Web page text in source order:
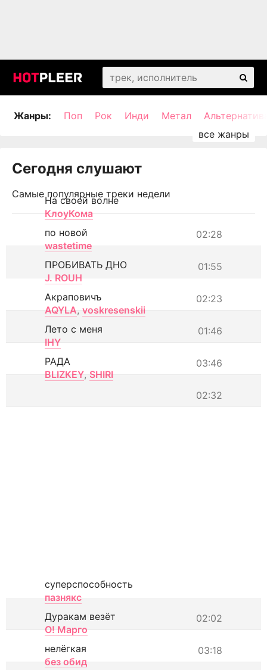
Жанры: Поп Рок Инди Метал
Сегодня слушают
Самые популярные треки недели
На своей волне
КлоуКома
02:28
по новой
wastetime
01:55
ПРОБИВАТЬ ДНО
J. ROUH
02:23
Акраповичъ
AQYLA, voskresenskii
01:46
Лето с меня
IHY
03:46
РАДА
BLIZKEY, SHIRI
02:32
суперспособность
пазнякс
02:02
Дуракам везёт
О! Марго
03:18
нелёгкая
без обид